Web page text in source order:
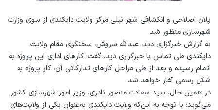
پلان اصلاحی و انکشافی شهر نیلی مرکز ولایت دایکندی از سوی وزارت
شهرسازی منظور شد.
به گزارش خبرگزاری دید، عبدالله سروش، سخنگوی مقام ولایت
دایکندی طی تماس با خبرگزاری دید، گفت: کارهای اداری این پروژه به
اتمام رسیده و بعد از طی مراحل کارهای تدارکاتی آن، کار پروژه به
شکل رسمی آغاز خواهد شد.
در همین حال، سید سعادت منصور نادری، وزیر امور شهرسازی کشور
می‌گوید: با توجه به این‌که ولایت دایکندی به‌عنوان یکی از ولایت‌های